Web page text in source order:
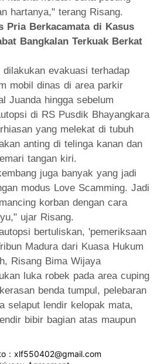
hartanya," terang Risang.
Pria Berkacamata di Kasus
Bangkalan Terkuak Berkat
evakuasi terhadap
mobil dinas di area parkir
Juanda hingga sebelum
di RS Pusdik Bhayangkara
yang melekat di tubuh
anting di telinga kanan dan
tangan kiri.
juga banyak yang jadi
modus Love Scamming. Jadi
korban dengan cara
ujar Risang.
bertuliskan, 'pemeriksaan
Madura dari Kuasa Hukum
Risang Bima Wijaya
luka robek pada area cuping
benda tumpul, pelebaran
selaput lendir kelopak mata,
bibir bagian atas maupun
: xlf550402@gmail.com